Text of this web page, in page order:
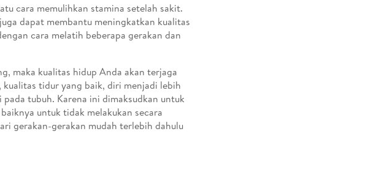
cara memulihkan stamina setelah sakit.
dapat membantu meningkatkan kualitas
cara melatih beberapa gerakan dan
maka kualitas hidup Anda akan terjaga
tidur yang baik, diri menjadi lebih
tubuh. Karena ini dimaksudkan untuk
untuk tidak melakukan secara
gerakan-gerakan mudah terlebih dahulu